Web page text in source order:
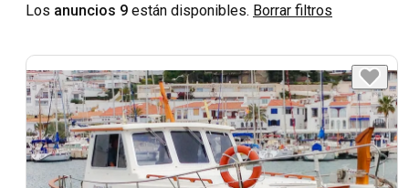
Los anuncios 9 están disponibles. Borrar filtros